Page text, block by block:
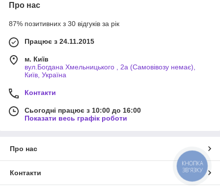
Про нас
87% позитивних з 30 відгуків за рік
Працює з 24.11.2015
м. Київ
вул.Богдана Хмельницького , 2а (Самовівозу немає),
Київ, Україна
Контакти
Сьогодні працює з 10:00 до 16:00
Показати весь графік роботи
Про нас
Контакти
КНОПКА
ЗВ'ЯЗКУ